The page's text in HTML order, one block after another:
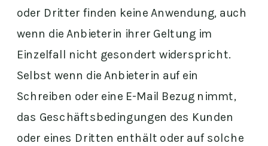
oder Dritter finden keine Anwendung, auch
wenn die Anbieterin ihrer Geltung im
Einzelfall nicht gesondert widerspricht.
Selbst wenn die Anbieterin auf ein
Schreiben oder eine E-Mail Bezug nimmt,
das Geschäftsbedingungen des Kunden
oder eines Dritten enthält oder auf solche